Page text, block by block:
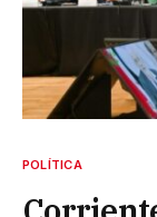
POLÍTICA